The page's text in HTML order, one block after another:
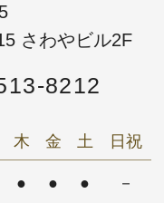
さわやビル2F
8212
木 金 土
日祝
● ● ● －